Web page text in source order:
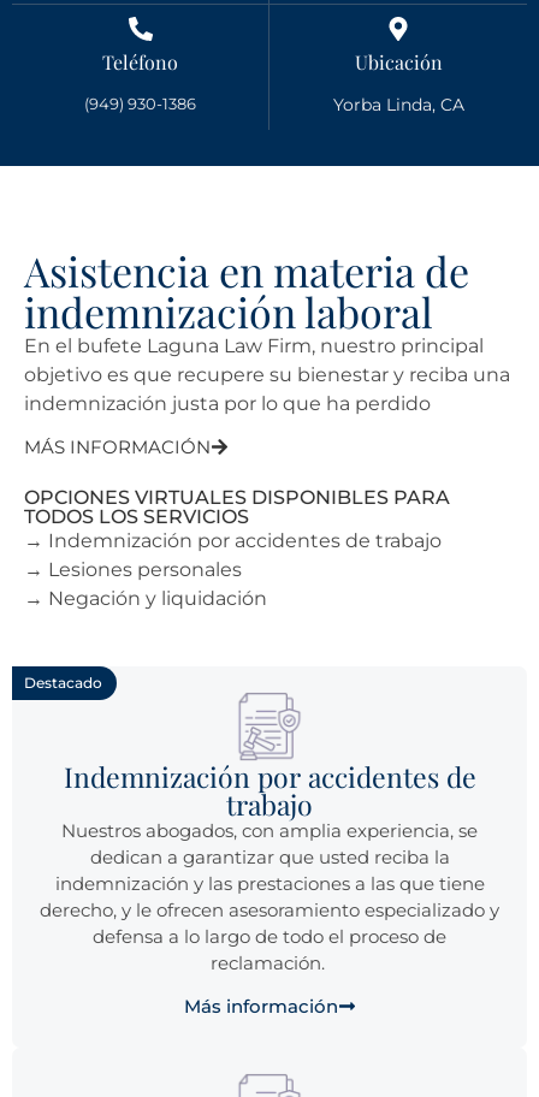
Teléfono
(949) 930-1386
Ubicación
Yorba Linda, CA
Asistencia en materia de
indemnización laboral
En el bufete Laguna Law Firm, nuestro principal
objetivo es que recupere su bienestar y reciba una
indemnización justa por lo que ha perdido
MÁS INFORMACIÓN
OPCIONES VIRTUALES DISPONIBLES PARA
TODOS LOS SERVICIOS
→ Indemnización por accidentes de trabajo
→ Lesiones personales
→ Negación y liquidación
Destacado
Indemnización por accidentes de
trabajo
Nuestros abogados, con amplia experiencia, se
dedican a garantizar que usted reciba la
indemnización y las prestaciones a las que tiene
derecho, y le ofrecen asesoramiento especializado y
defensa a lo largo de todo el proceso de
reclamación.
Más información